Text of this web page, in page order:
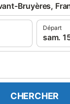
Bruyères,
Départ
sam.
CHERCHER